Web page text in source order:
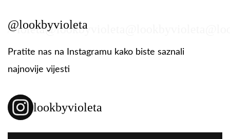
@lookbyvioleta
@lookbyvioleta
Pratite nas na Instagramu kako biste saznali
najnovije vijesti
lookbyvioleta